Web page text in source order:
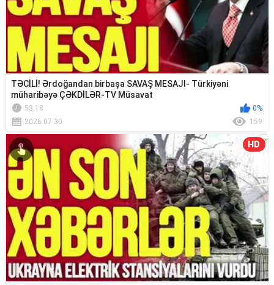
TƏCİLİ! Ərdoğandan birbaşa SAVAŞ MESAJI- Türkiyəni
müharibəyə ÇƏKDİLƏR-TV Müsavat
53:18
0%
2026.07.30
159
HD